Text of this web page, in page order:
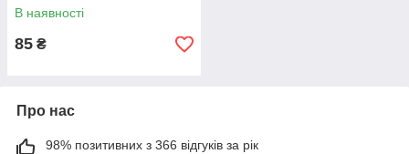
В наявності
85 ₴
Про нас
98% позитивних з 366 відгуків за рік